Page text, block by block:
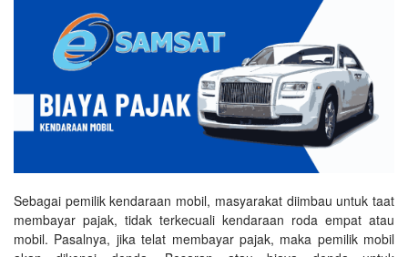
Sebagai pemilik kendaraan mobil, masyarakat diimbau untuk taat
membayar pajak, tidak terkecuali kendaraan roda empat atau
mobil. Pasalnya, jika telat membayar pajak, maka pemilik mobil